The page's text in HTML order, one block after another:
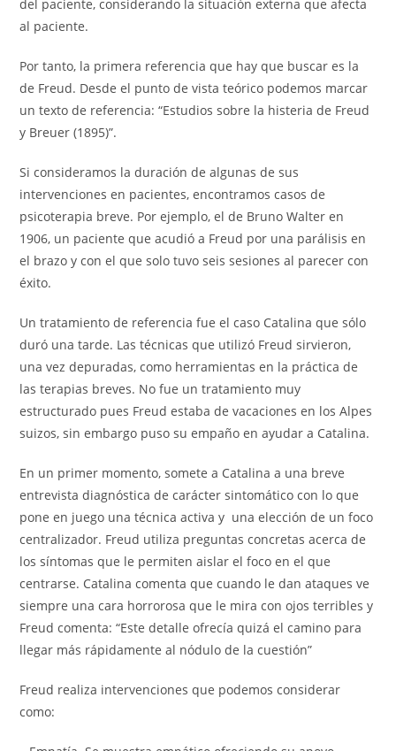
del paciente, considerando la situación externa que afecta
al paciente.
Por tanto, la primera referencia que hay que buscar es la
de Freud. Desde el punto de vista teórico podemos marcar
un texto de referencia: “Estudios sobre la histeria de Freud
y Breuer (1895)”.
Si consideramos la duración de algunas de sus
intervenciones en pacientes, encontramos casos de
psicoterapia breve. Por ejemplo, el de Bruno Walter en
1906, un paciente que acudió a Freud por una parálisis en
el brazo y con el que solo tuvo seis sesiones al parecer con
éxito.
Un tratamiento de referencia fue el caso Catalina que sólo
duró una tarde. Las técnicas que utilizó Freud sirvieron,
una vez depuradas, como herramientas en la práctica de
las terapias breves. No fue un tratamiento muy
estructurado pues Freud estaba de vacaciones en los Alpes
suizos, sin embargo puso su empaño en ayudar a Catalina.
En un primer momento, somete a Catalina a una breve
entrevista diagnóstica de carácter sintomático con lo que
pone en juego una técnica activa y una elección de un foco
centralizador. Freud utiliza preguntas concretas acerca de
los síntomas que le permiten aislar el foco en el que
centrarse. Catalina comenta que cuando le dan ataques ve
siempre una cara horrorosa que le mira con ojos terribles y
Freud comenta: “Este detalle ofrecía quizá el camino para
llegar más rápidamente al nódulo de la cuestión”
Freud realiza intervenciones que podemos considerar
como: